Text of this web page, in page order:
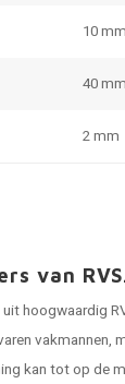
10 mm
40 mm
2 mm
van
hoogwaardig
vakmannen,
kan tot op de